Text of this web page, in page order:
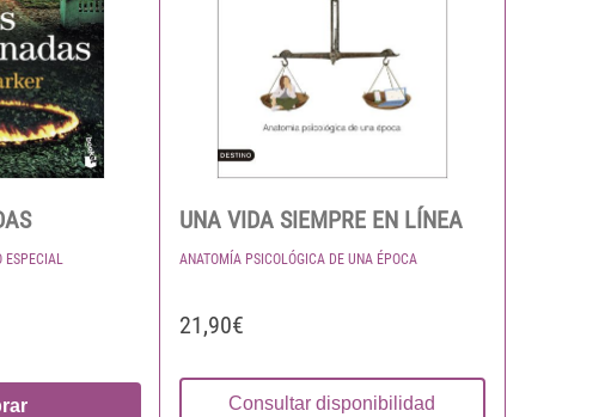
ESPECIAL
UNA VIDA SIEMPRE EN LÍNEA
ANATOMÍA PSICOLÓGICA DE UNA ÉPOCA
21,90€
Consultar disponibilidad